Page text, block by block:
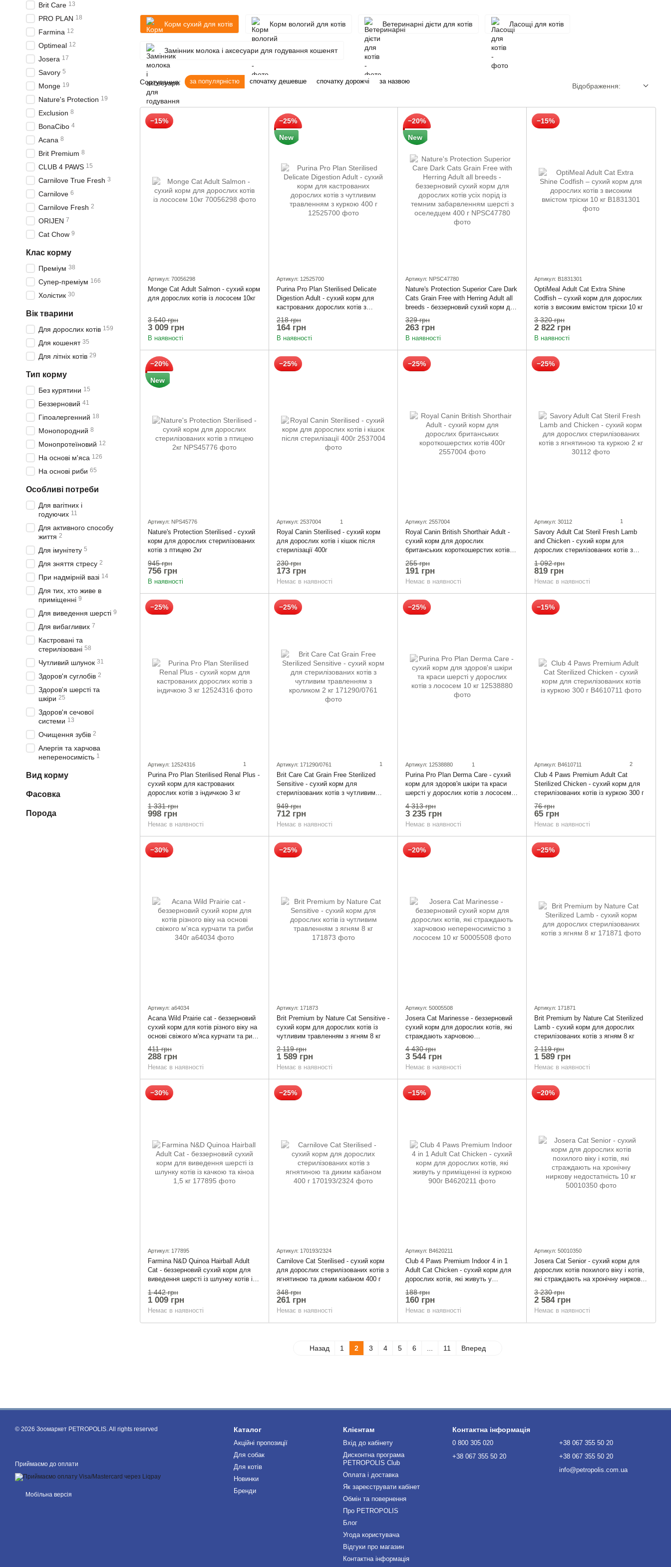
Корм сухий для котів Корм вологий для котів Ветеринарні дієти для котів Ласощі для котів
Замінник молока і аксесуари для годування кошенят
Сортування: за популярністю спочатку дешевше спочатку дорожчі за назвою
Відображення:
−15%
Артикул: 70056298
Monge Cat Adult Salmon - сухий корм
для дорослих котів із лососем 10кг
3 540 грн
3 009 грн
В наявності
−25%
New
Артикул: 12525700
Purina Pro Plan Sterilised Delicate
Digestion Adult - сухий корм для
кастрованих дорослих котів з
чутливим травленням з куркою 400 г
218 грн
164 грн
В наявності
−20%
New
Артикул: NPSC47780
Nature's Protection Superior Care Dark
Cats Grain Free with Herring Adult all
breeds - беззерновий сухий корм для
дорослих котів усіх порід із темним
забарвленням шерсті з оселедцем
400 г
329 грн
263 грн
В наявності
−15%
Артикул: B1831301
OptiMeal Adult Cat Extra Shine
Codfish – сухий корм для дорослих
котів з високим вмістом тріски 10 кг
3 320 грн
2 822 грн
В наявності
−20%
New
Артикул: NPS45776
Nature's Protection Sterilised - сухий
корм для дорослих стерилізованих
котів з птицею 2кг
945 грн
756 грн
В наявності
−25%
Артикул: 2537004 1
Royal Canin Sterilised - сухий корм
для дорослих котів і кішок після
стерилізації 400г
230 грн
173 грн
Немає в наявності
−25%
Артикул: 2557004
Royal Canin British Shorthair Adult -
сухий корм для дорослих
британських короткошерстих котів
400г
255 грн
191 грн
Немає в наявності
−25%
Артикул: 30112 1
Savory Adult Cat Steril Fresh Lamb
and Chicken - сухий корм для
дорослих стерилізованих котів з
ягнятиною та куркою 2 кг
1 092 грн
819 грн
Немає в наявності
−25%
Артикул: 12524316 1
Purina Pro Plan Sterilised Renal Plus -
сухий корм для кастрованих
дорослих котів з індичкою 3 кг
1 331 грн
998 грн
Немає в наявності
−25%
Артикул: 171290/0761 1
Brit Care Cat Grain Free Sterilized
Sensitive - сухий корм для
стерилізованих котів з чутливим
травленням з кроликом 2 кг
949 грн
712 грн
Немає в наявності
−25%
Артикул: 12538880 1
Purina Pro Plan Derma Care - сухий
корм для здоров'я шкіри та краси
шерсті у дорослих котів з лососем
10 кг
4 313 грн
3 235 грн
Немає в наявності
−15%
Артикул: B4610711 2
Club 4 Paws Premium Adult Cat
Sterilized Chicken - сухий корм для
стерилізованих котів із куркою 300 г
76 грн
65 грн
Немає в наявності
−30%
Артикул: a64034
Acana Wild Prairie cat - беззерновий
сухий корм для котів різного віку на
основі свіжого м'яса курчати та риби
340г
411 грн
288 грн
Немає в наявності
−25%
Артикул: 171873
Brit Premium by Nature Cat Sensitive -
сухий корм для дорослих котів із
чутливим травленням з ягням 8 кг
2 119 грн
1 589 грн
Немає в наявності
−20%
Артикул: 50005508
Josera Cat Marinesse - беззерновий
сухий корм для дорослих котів, які
страждають харчовою
непереносимістю з лососем 10 кг
4 430 грн
3 544 грн
Немає в наявності
−25%
Артикул: 171871
Brit Premium by Nature Cat Sterilized
Lamb - сухий корм для дорослих
стерилізованих котів з ягням 8 кг
2 119 грн
1 589 грн
Немає в наявності
−30%
Артикул: 177895
Farmina N&D Quinoa Hairball Adult
Cat - беззерновий сухий корм для
виведення шерсті із шлунку котів із
1 442 грн
1 009 грн
Немає в наявності
−25%
Артикул: 170193/2324
Carnilove Cat Sterilised - сухий корм
для дорослих стерилізованих котів з
ягнятиною та диким кабаном 400 г
348 грн
261 грн
Немає в наявності
−15%
Артикул: B4620211
Club 4 Paws Premium Indoor 4 in 1
Adult Cat Chicken - сухий корм для
дорослих котів, які живуть у
188 грн
160 грн
Немає в наявності
−20%
Артикул: 50010350
Josera Cat Senior - сухий корм для
дорослих котів похилого віку і котів,
які страждають на хронічну ниркову
3 230 грн
2 584 грн
Немає в наявності
Назад 1 2 3 4 5 6 11 Вперед
Brit Care 13
PRO PLAN 18
Farmina 12
Optimeal 12
Josera 17
Savory 5
Monge 19
Nature's Protection 19
Exclusion 8
BonaCibo 4
Acana 8
Brit Premium 8
CLUB 4 PAWS 15
Carnilove True Fresh 3
Carnilove 6
Carnilove Fresh 2
ORIJEN 7
Cat Chow 9
Клас корму
Преміум 38
Супер-преміум 166
Холістик 30
Вік тварини
Для дорослих котів 159
Для кошенят 35
Для літніх котів 29
Тип корму
Без курятини 15
Беззерновий 41
Гіпоалергенний 18
Монопородний 8
Монопротеїновий 12
На основі м'яса 126
На основі риби 65
Особливі потреби
Для вагітних і
годуючих 11
Для активного способу
життя 2
Для імунітету 5
Для зняття стресу 2
При надмірній вазі 14
Для тих, хто живе в
приміщенні 9
Для виведення шерсті 9
Для вибагливих 7
Кастровані та
стерилізовані 58
Чутливий шлунок 31
Здоров'я суглобів 2
Здоров'я шерсті та
шкіри 25
Здоров'я сечової
системи 13
Очищення зубів 2
Алергія та харчова
непереносимість 1
Вид корму
Фасовка
Порода
© 2026 Зоомаркет PETROPOLIS. All rights reserved
Приймаємо до оплати
Мобільна версія
Каталог
Акційні пропозиції
Для собак
Для котів
Новинки
Бренди
Клієнтам
Вхід до кабінету
Дисконтна програма
PETROPOLIS Club
Оплата і доставка
Як зареєструвати кабінет
Обмін та повернення
Про PETROPOLIS
Блог
Угода користувача
Відгуки про магазин
Контактна інформація
Контактна інформація
0 800 305 020
+38 067 355 50 20
+38 067 355 50 20
+38 067 355 50 20
info@petropolis.com.ua